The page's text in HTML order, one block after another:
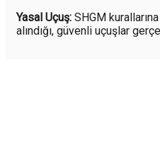
Yasal Uçuş: SHGM
alındığı, güvenli uçuşlar